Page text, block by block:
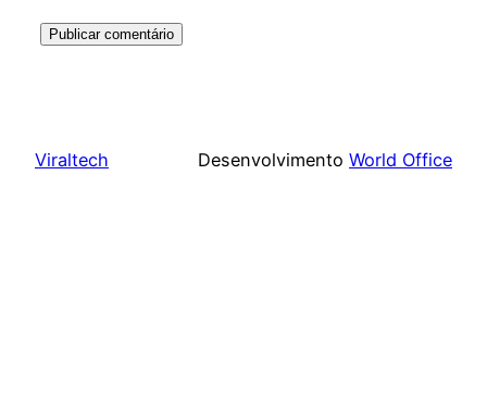
Viraltech Desenvolvimento World Office